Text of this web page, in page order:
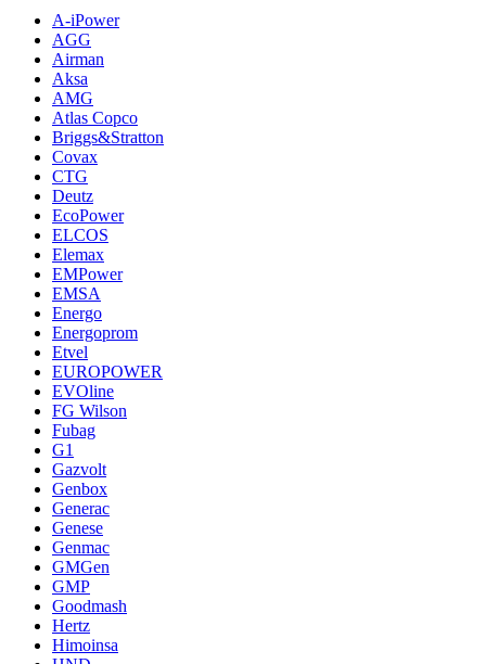
A-iPower
AGG
Airman
Aksa
AMG
Atlas Copco
Briggs&Stratton
Covax
CTG
Deutz
EcoPower
ELCOS
Elemax
EMPower
EMSA
Energo
Energoprom
Etvel
EUROPOWER
EVOline
FG Wilson
Fubag
G1
Gazvolt
Genbox
Generac
Genese
Genmac
GMGen
GMP
Goodmash
Hertz
Himoinsa